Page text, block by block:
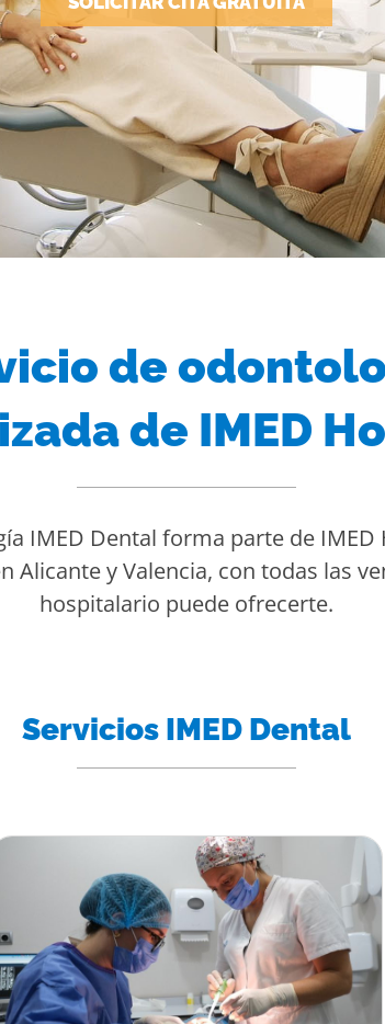
de
de IMED
IMED Dental forma parte de
Alicante y Valencia, con todas las
hospitalario puede ofrecerte.
Servicios IMED Dental